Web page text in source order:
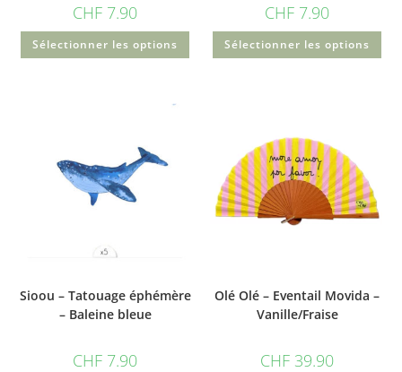
CHF 7.90
Sélectionner les options
CHF 7.90
Sélectionner les options
Sioou – Tatouage éphémère
– Baleine bleue
CHF 7.90
Olé Olé – Eventail Movida –
Vanille/Fraise
CHF 39.90